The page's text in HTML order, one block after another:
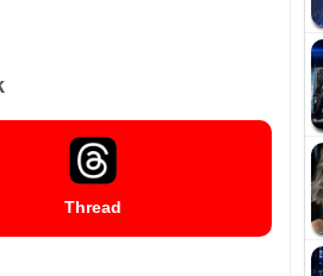
Thread